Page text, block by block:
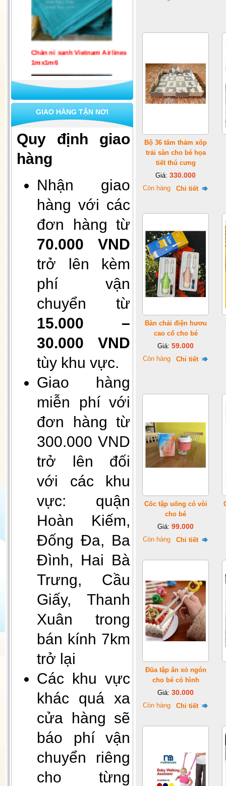
Chăn nỉ xanh Vietnam Airlines
1mx1m6
Set 10 khẩu trang quốc phòng 4
Hộp 50 khẩu trang giấy 4 lớp
kháng khuẩn
Gối Vietnam airlines màu xanh
(30cmx40cm)
Gối Vietnam Airlines màu xanh
(30cmx35cm)
Đèn decor, đèn ngủ để bàn
Xà bông mùi già - tài lộc vào
GIAO HÀNG TẬN NƠI
Quy định giao
hàng
Nhận giao
hàng với các
đơn hàng từ
70.000 VND
trở lên kèm
phí vận
chuyển từ
15.000 –
30.000 VND
tùy khu vực.
Giao hàng
miễn phí với
đơn hàng từ
300.000 VND
trở lên đối
với các khu
vực: quận
Hoàn Kiếm,
Đống Đa, Ba
Đình, Hai Bà
Trưng, Cầu
Giấy, Thanh
Xuân trong
bán kính 7km
trở lại
Các khu vực
khác quá xa
cửa hàng sẽ
báo phí vận
chuyển riêng
cho từng
Bộ 36 tấm thảm xốp
trải sàn cho bé họa
tiết thú cưng
Giá: 330.000
Còn hàng Chi tiết
Bàn chải điện hươu
cao cổ cho bé
Giá: 59.000
Còn hàng Chi tiết
Cốc tập uống có vòi
cho bé
Giá: 99.000
Còn hàng Chi tiết
Đũa tập ăn xỏ ngón
cho bé có hình
Giá: 30.000
Còn hàng Chi tiết